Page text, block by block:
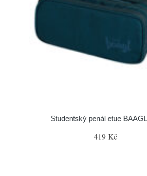
Studentský penál etue
419 Kč